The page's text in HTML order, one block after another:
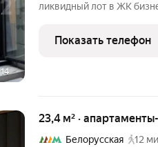
14
ликвидный лот в ЖК
Юридический статус КВАРТИРА. Это главное отличие от соседних
корпусов. Вы
Показать телефон
23,4 м² ·
Белорусская
12